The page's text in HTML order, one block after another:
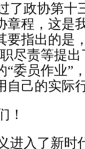
了政协第
章程，这是
要指出的是
尽责等提
“委员作业”
自己的实际
！
进入了新时